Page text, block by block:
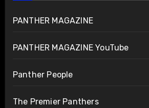
PANTHER MAGAZINE
PANTHER MAGAZINE YouTube
Panther People
The Premier Panthers